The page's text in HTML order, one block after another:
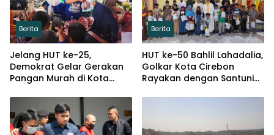
Berita
Jelang HUT ke-25,
Demokrat Gelar Gerakan
Pangan Murah di Kota
Berita
HUT ke-50 Bahlil Lahadalia,
Golkar Kota Cirebon
Rayakan dengan Santuni